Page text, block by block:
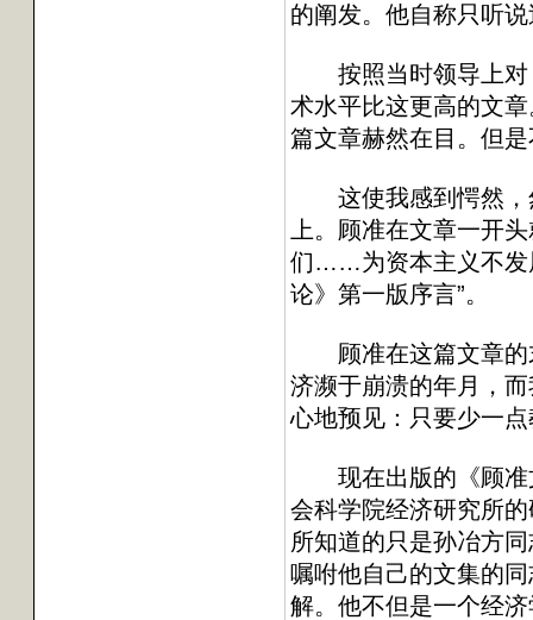
的阐发。他自称只听
按照当时领导上对《
术水平比这更高的文
篇文章赫然在目。但
这使我感到愕然，然
上。顾准在文章一开
们……为资本主义不发
论》第一版序言”。
顾准在这篇文章的末
济濒于崩溃的年月，
心地预见：只要少一
现在出版的《顾准
会科学院经济研究所
所知道的只是孙冶方
嘱咐他自己的文集的
解。他不但是一个经